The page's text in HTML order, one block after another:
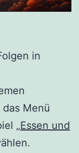
in
Menü
„Essen und